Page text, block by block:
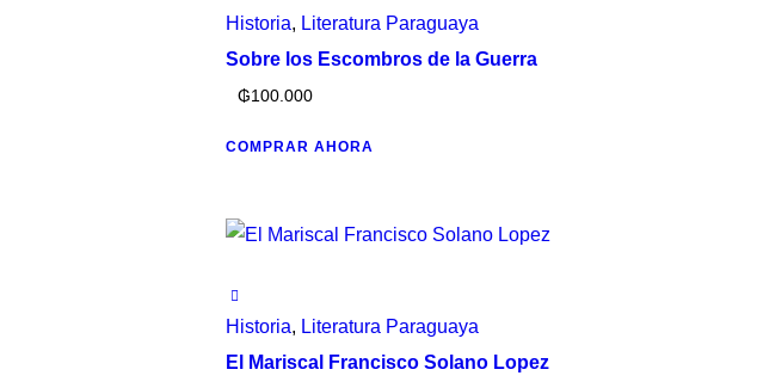
Historia, Literatura Paraguaya
Sobre los Escombros de la Guerra
₲100.000
COMPRAR AHORA
Historia, Literatura Paraguaya
El Mariscal Francisco Solano Lopez